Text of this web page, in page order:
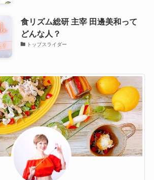
食リズム総研 主宰 田邊美和って
どんな人？
トップスライダー